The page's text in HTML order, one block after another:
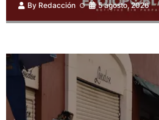
By Redacción 5 agosto, 2026